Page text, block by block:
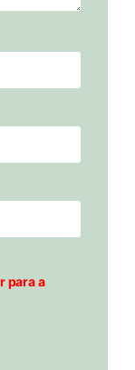
para a